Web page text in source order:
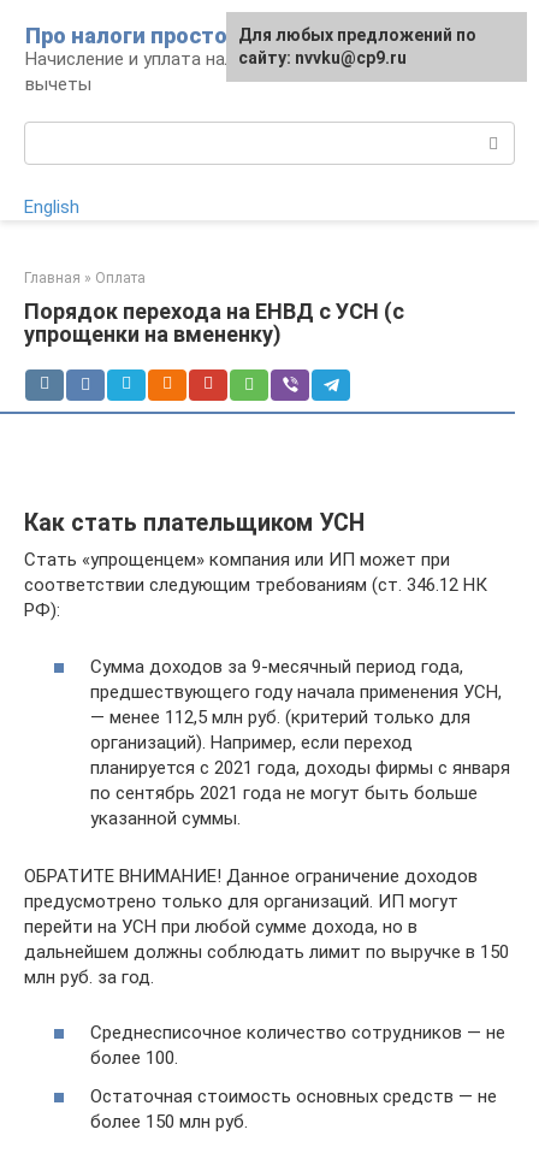
контенту
Про налоги просто
Начисление и уплата налогов, налоговые
вычеты
English
Главная » Оплата
Порядок перехода на ЕНВД с УСН (с
упрощенки на вмененку)
Как стать плательщиком УСН
Стать «упрощенцем» компания или ИП может при
соответствии следующим требованиям (ст. 346.12 НК
РФ):
Сумма доходов за 9-месячный период года,
предшествующего году начала применения УСН,
— менее 112,5 млн руб. (критерий только для
организаций). Например, если переход
планируется с 2021 года, доходы фирмы с января
по сентябрь 2021 года не могут быть больше
указанной суммы.
ОБРАТИТЕ ВНИМАНИЕ! Данное ограничение доходов
предусмотрено только для организаций. ИП могут
перейти на УСН при любой сумме дохода, но в
дальнейшем должны соблюдать лимит по выручке в 150
млн руб. за год.
Среднесписочное количество сотрудников — не
более 100.
Остаточная стоимость основных средств — не
более 150 млн руб.
Для любых предложений по
сайту: nvvku@cp9.ru